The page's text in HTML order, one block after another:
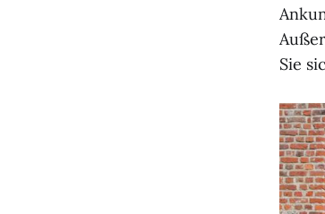
Sie